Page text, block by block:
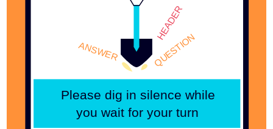
Please dig in silence while
you wait for your turn
HEADER
QUESTION
ANSWER